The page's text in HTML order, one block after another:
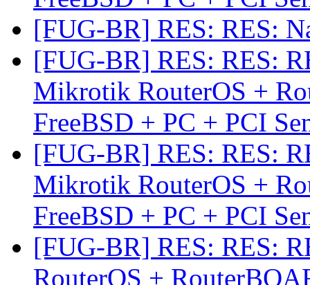
[FUG-BR] RES: RES:
[FUG-BR] RES: RES:
Mikrotik RouterOS +
FreeBSD + PC + PCI
[FUG-BR] RES: RES:
Mikrotik RouterOS +
FreeBSD + PC + PCI
[FUG-BR] RES: RES:
RouterOS +